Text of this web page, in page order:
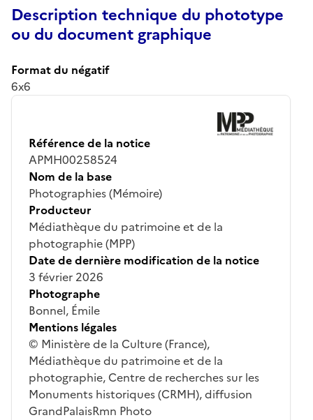
Description technique du phototype
ou du document graphique
Format du négatif
6x6
Référence de la notice
APMH00258524
Nom de la base
Photographies (Mémoire)
Producteur
Médiathèque du patrimoine et de la
photographie (MPP)
Date de dernière modification de la notice
3 février 2026
Photographe
Bonnel, Émile
Mentions légales
© Ministère de la Culture (France),
Médiathèque du patrimoine et de la
photographie, Centre de recherches sur les
Monuments historiques (CRMH), diffusion
GrandPalaisRmn Photo